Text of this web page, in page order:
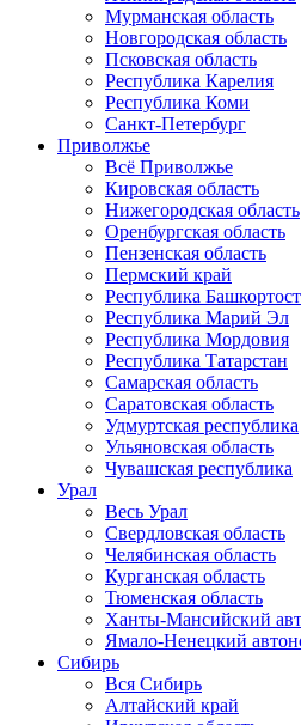
Мурманская область
Новгородская область
Псковская область
Республика Карелия
Республика Коми
Санкт-Петербург
Приволжье
Всё Приволжье
Кировская область
Нижегородская область
Оренбургская область
Пензенская область
Пермский край
Республика
Республика Марий Эл
Республика Мордовия
Республика Татарстан
Самарская область
Саратовская область
Удмуртская республика
Ульяновская область
Чувашская республика
Урал
Весь Урал
Свердловская область
Челябинская область
Курганская область
Тюменская область
Ханты-Мансийский
Ямало-Ненецкий
Сибирь
Вся Сибирь
Алтайский край